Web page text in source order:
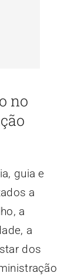
no
guia e
a
a
a
dos